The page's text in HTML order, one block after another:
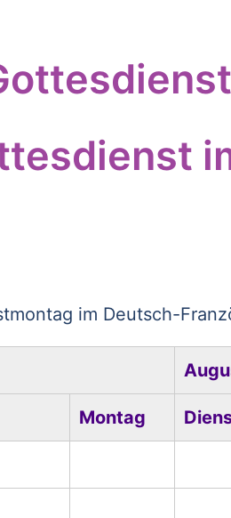
im Deutsch-
Montag